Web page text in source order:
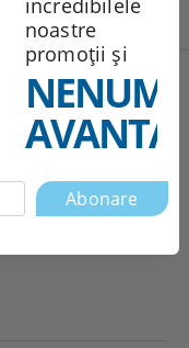
incredibilele
noastre
promoții și